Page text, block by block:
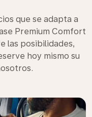
que se adapta a
Premium Comfort
las posibilidades,
hoy mismo su